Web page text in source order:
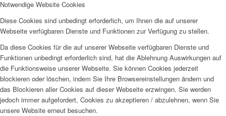
Notwendige Website Cookies
Diese Cookies sind unbedingt erforderlich, um Ihnen die auf unserer
Webseite verfügbaren Dienste und Funktionen zur Verfügung zu stellen.
Da diese Cookies für die auf unserer Webseite verfügbaren Dienste und
Funktionen unbedingt erforderlich sind, hat die Ablehnung Auswirkungen auf
die Funktionsweise unserer Webseite. Sie können Cookies jederzeit
blockieren oder löschen, indem Sie Ihre Browsereinstellungen ändern und
das Blockieren aller Cookies auf dieser Webseite erzwingen. Sie werden
jedoch immer aufgefordert, Cookies zu akzeptieren / abzulehnen, wenn Sie
unsere Website erneut besuchen.